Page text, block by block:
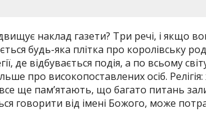
наклад газети? Три речі, і якщо
будь-яка плітка про королівську
де відбувається подія, а по всьому
про високопоставлених осіб.
ще пам’ятають, що багато питань
говорити від імені Божого, може